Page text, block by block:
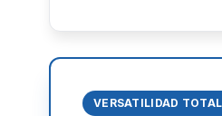
VERSATILIDAD TOTAL